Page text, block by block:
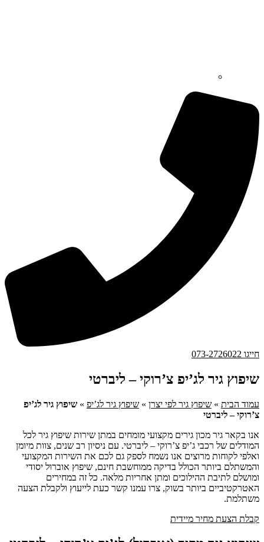
חייגו 073-2726022
שיפוץ גיר לג’יפ צ’רוקי – ליברטי
עמוד הבית » שיפוץ גיר לפי יצרן » שיפוץ גיר לג’יפ » שיפוץ גיר לג’יפ
צ’רוקי – ליברטי
אנו בקאר גיר מכון גירים מקצועי מומחים במתן שירות שיפוץ גיר לכל
המודלים של רכבי ג’יפ צ’רוקי – ליברטי. עם ניסיון רב שנים, צוות מיומן
ואלפי לקוחות מרוצים אנו נשמח לספק גם לכם את השירות המקצועי
והמשתלם ביותר הכולל בדיקה ממוחשבת חינם, שיפוץ אוברול יסודי
ומושלם לתיבת ההילוכים ומתן אחריות מלאה. כל זה במחירים
האטרקטיביים ביותר בשוק, צרו עמנו קשר כעת לייעוץ ולקבלת הצעה
משתלמת.
קבלת הצעת מחיר מיידית